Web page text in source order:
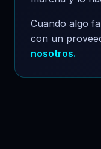
Cuando algo
con un
nosotros.